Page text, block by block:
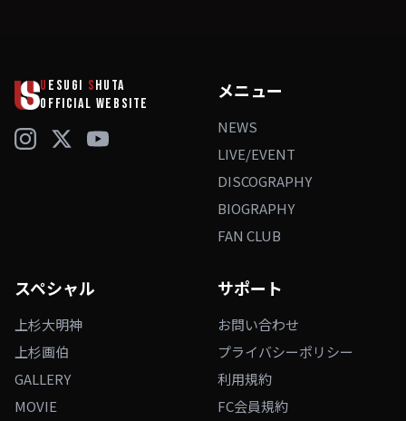
U ESUGI SHUTA
OFFICIAL WEBSITE
メニュー
NEWS
LIVE/EVENT
DISCOGRAPHY
BIOGRAPHY
FAN CLUB
スペシャル
上杉大明神
上杉画伯
GALLERY
MOVIE
サポート
お問い合わせ
プライバシーポリシー
利用規約
FC会員規約